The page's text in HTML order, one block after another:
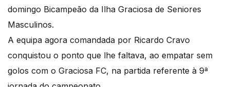
domingo Bicampeão da Ilha Graciosa de Seniores
Masculinos.
A equipa agora comandada por Ricardo Cravo
conquistou o ponto que lhe faltava, ao empatar sem
golos com o Graciosa FC, na partida referente à 9ª